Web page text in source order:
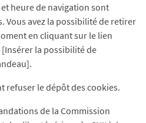
heure de navigation sont
Vous avez la possibilité de retirer
en cliquant sur le lien
[Insérer la possibilité de
refuser le dépôt des cookies.
de la Commission